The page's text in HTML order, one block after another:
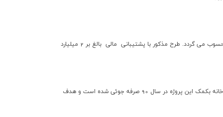
فراوري و استفاده مجدد از سرباره هاي توليدي گام مهمي در جهت کاهش نرخ ضايعات توليدي شرکت و تبديل ضايعات به مواد با ارزش با رويکردحفظ منابع محسوب مي گردد. طرح مذکور با پشتيباني مالي بالغ بر 2 ميليارد
با اعتباري بالغ بر 2 ميليارد تومان امکان برگشت دادن پساب تصفيه شده به خطوط فرايندي فراهم و بطور تقريب به ميزان 15 درصد دربرداشت آب خام از رودخانه بکمک اين پروژه در سال 90 صرفه جوئي شده است و هدف